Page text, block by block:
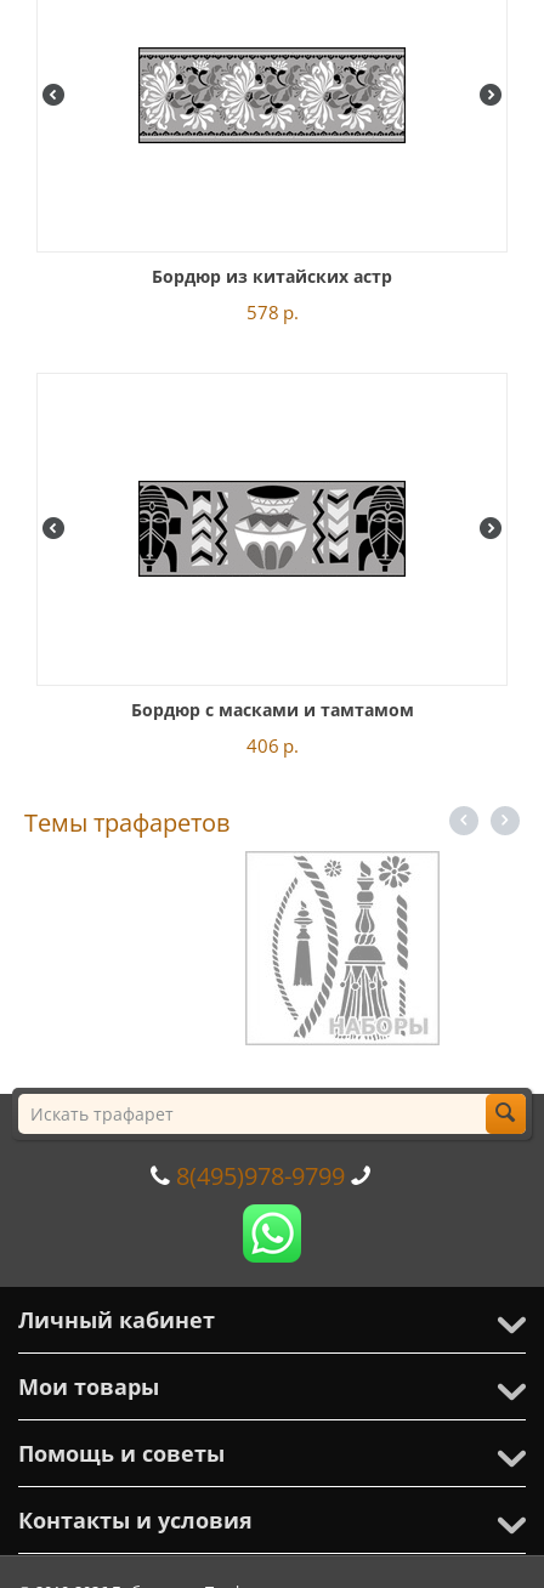
Бордюр из китайских астр
578 р.
Бордюр с масками и тамтамом
406 р.
Темы трафаретов
8(495)978-9799
Личный кабинет
Мои товары
Помощь и советы
Контакты и условия